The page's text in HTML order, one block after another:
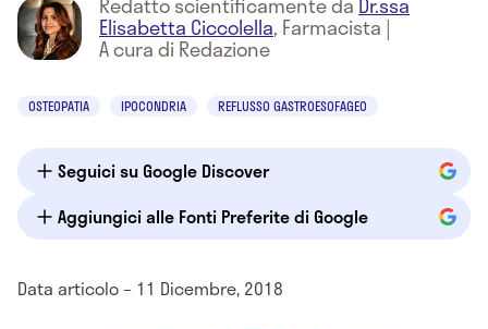
Elisabetta Ciccolella, Farmacista |
A cura di Redazione
OSTEOPATIA IPOCONDRIA REFLUSSO GASTROESOFAGEO
Seguici su Google Discover
Aggiungici alle Fonti Preferite di Google
Data articolo – 11 Dicembre, 2018